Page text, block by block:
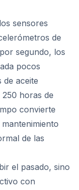
sensores
de
segundo, los
pocos
de aceite
horas de
convierte
de las
el pasado, sino
con